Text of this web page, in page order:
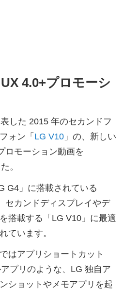
UX 4.0+プロモーシ
した 2015 年のセカンドフ
ォン「 LG V10 」の、新しい
ロモーション動画を
。
G4」に搭載されている
セカンドディスプレイやデ
搭載する「LG V10」に最適
ています。
はアプリショートカット
プリのような、LG 独自ア
ショットやメモアプリを起